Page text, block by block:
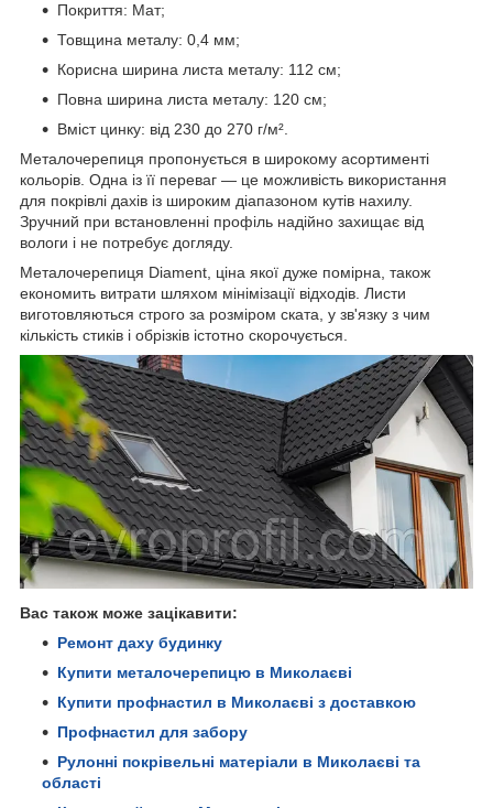
Покриття: Мат;
Товщина металу: 0,4 мм;
Корисна ширина листа металу: 112 см;
Повна ширина листа металу: 120 см;
Вміст цинку: від 230 до 270 г/м².
Металочерепиця пропонується в широкому асортименті
кольорів. Одна із її переваг — це можливість використання
для покрівлі дахів із широким діапазоном кутів нахилу.
Зручний при встановленні профіль надійно захищає від
вологи і не потребує догляду.
Металочерепиця Diament, ціна якої дуже помірна, також
економить витрати шляхом мінімізації відходів. Листи
виготовляються строго за розміром ската, у зв'язку з чим
кількість стиків і обрізків істотно скорочується.
Вас також може зацікавити:
Ремонт даху будинку
Купити металочерепицю в Миколаєві
Купити профнастил в Миколаєві з доставкою
Профнастил для забору
Рулонні покрівельні матеріали в Миколаєві та
області